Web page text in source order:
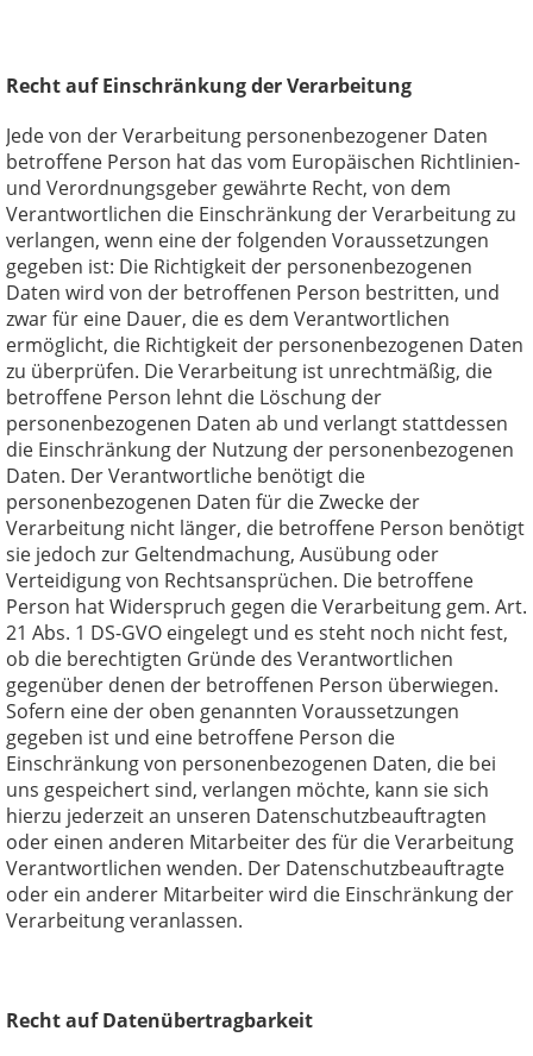
Recht auf Einschränkung der Verarbeitung
Jede von der Verarbeitung personenbezogener Daten
betroffene Person hat das vom Europäischen Richtlinien-
und Verordnungsgeber gewährte Recht, von dem
Verantwortlichen die Einschränkung der Verarbeitung zu
verlangen, wenn eine der folgenden Voraussetzungen
gegeben ist: Die Richtigkeit der personenbezogenen
Daten wird von der betroffenen Person bestritten, und
zwar für eine Dauer, die es dem Verantwortlichen
ermöglicht, die Richtigkeit der personenbezogenen Daten
zu überprüfen. Die Verarbeitung ist unrechtmäßig, die
betroffene Person lehnt die Löschung der
personenbezogenen Daten ab und verlangt stattdessen
die Einschränkung der Nutzung der personenbezogenen
Daten. Der Verantwortliche benötigt die
personenbezogenen Daten für die Zwecke der
Verarbeitung nicht länger, die betroffene Person benötigt
sie jedoch zur Geltendmachung, Ausübung oder
Verteidigung von Rechtsansprüchen. Die betroffene
Person hat Widerspruch gegen die Verarbeitung gem. Art.
21 Abs. 1 DS-GVO eingelegt und es steht noch nicht fest,
ob die berechtigten Gründe des Verantwortlichen
gegenüber denen der betroffenen Person überwiegen.
Sofern eine der oben genannten Voraussetzungen
gegeben ist und eine betroffene Person die
Einschränkung von personenbezogenen Daten, die bei
uns gespeichert sind, verlangen möchte, kann sie sich
hierzu jederzeit an unseren Datenschutzbeauftragten
oder einen anderen Mitarbeiter des für die Verarbeitung
Verantwortlichen wenden. Der Datenschutzbeauftragte
oder ein anderer Mitarbeiter wird die Einschränkung der
Verarbeitung veranlassen.
Recht auf Datenübertragbarkeit